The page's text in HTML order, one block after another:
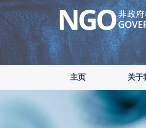
Skip
to
main
主页 关于